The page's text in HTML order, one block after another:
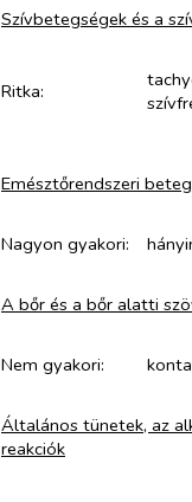
Szívbetegségek és a
Ritka:
Emésztőrendszeri
Nagyon gyakori:
A bőr és a bőr alatti
Nem gyakori:
Általános tünetek, az
reakciók